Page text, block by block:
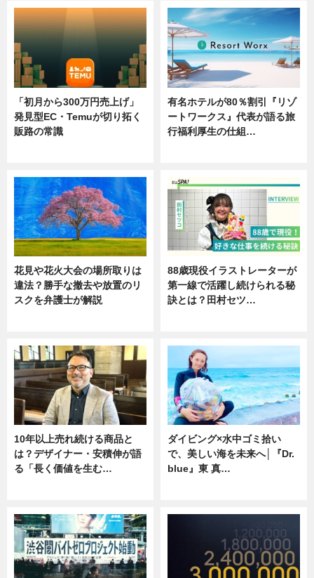
「初月から300万円売上げ」
発見型EC・Temuが切り拓く
販路の常識
有名ホテルが80％割引『リゾ
ートワークス』代表が語る旅
行福利厚生の仕組…
花見や花火大会の場所取りは
違法？勝手な撤去や放置のリ
スクを弁護士が解説
88歳現役イラストレーターが
第一線で活躍し続けられる秘
訣とは？田村セツ…
10年以上売れ続ける商品と
は？デザイナー・安積伸が語
る「長く価値を生む…
ダイビング×水中ゴミ拾い
で、美しい海を未来へ│『Dr.
blue』東 真…